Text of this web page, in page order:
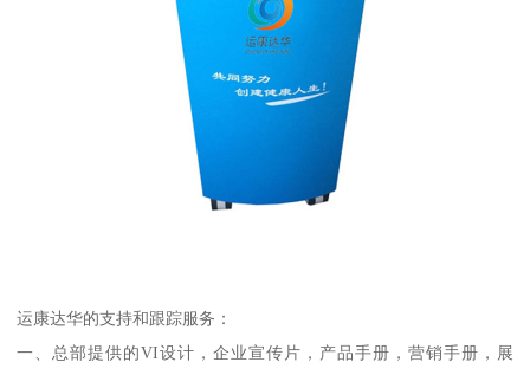
运康达华的支持和跟踪服务：
一、总部提供的VI设计，企业宣传片，产品手册，营销手册，展